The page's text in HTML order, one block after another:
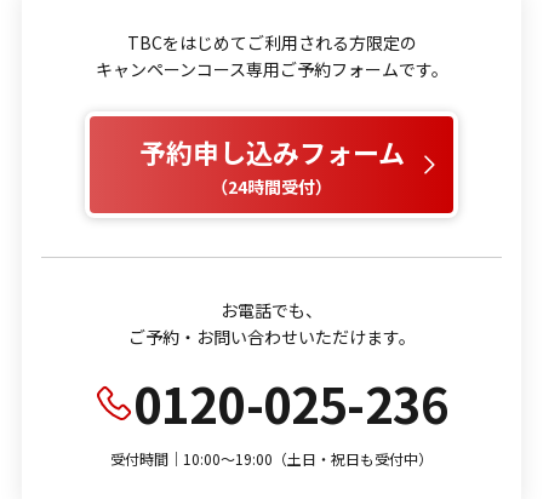
TBCをはじめてご利用される方限定の
キャンペーンコース専用ご予約フォームです。
予約申し込みフォーム
（24時間受付）
お電話でも、
ご予約・お問い合わせいただけます。
0120-025-236
受付時間｜10:00～19:00（土日・祝日も受付中）